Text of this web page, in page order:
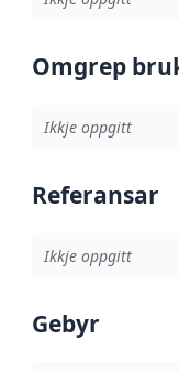
Omgrep
Ikkje oppgitt
Referansar
Ikkje oppgitt
Gebyr